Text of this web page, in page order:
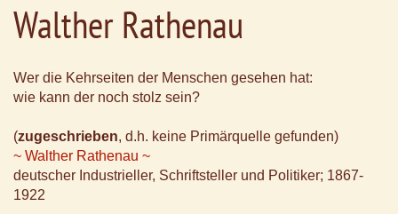
Walther Rathenau
Wer die Kehrseiten der Menschen gesehen hat:
wie kann der noch stolz sein?
(zugeschrieben, d.h. keine Primärquelle gefunden)
~ Walther Rathenau ~
deutscher Industrieller, Schriftsteller und Politiker; 1867-
1922